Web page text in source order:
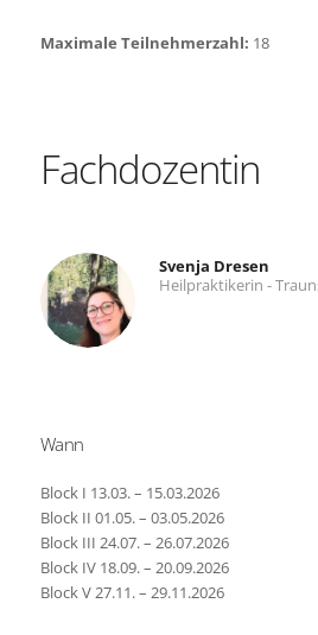
Maximale Teilnehmerzahl: 18
Fachdozentin
Svenja Dresen
Heilpraktikerin -
Wann
Block I 13.03. – 15.03.2026
Block II 01.05. – 03.05.2026
Block III 24.07. – 26.07.2026
Block IV 18.09. – 20.09.2026
Block V 27.11. – 29.11.2026